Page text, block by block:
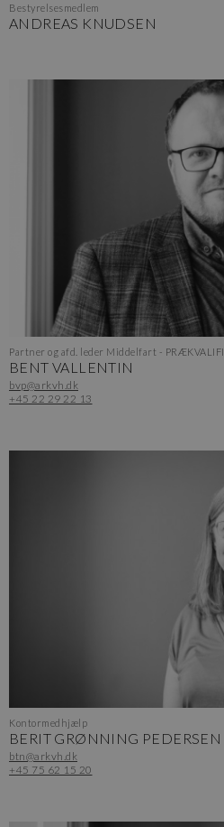
Bestyrelsesmedlem
ANDREAS KNUDSEN
Partner og afd. leder Middelfart -
BENT VALLENTIN
bvp@arkvh.dk
+45 22 29 22 13
Kontormedhjælp
BERIT GRØNNING PEDERSEN
btn@arkvh.dk
+45 75 62 15 20